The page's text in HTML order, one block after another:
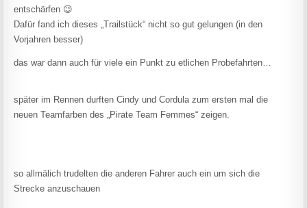
entschärfen 😉
Dafür fand ich dieses „Trailstück“ nicht so gut gelungen (in den
Vorjahren besser)
das war dann auch für viele ein Punkt zu etlichen Probefahrten…
später im Rennen durften Cindy und Cordula zum ersten mal die
neuen Teamfarben des „Pirate Team Femmes“ zeigen.
so allmälich trudelten die anderen Fahrer auch ein um sich die
Strecke anzuschauen